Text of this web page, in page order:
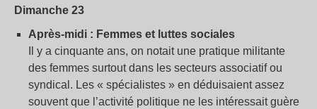
Dimanche 23
Après-midi : Femmes et luttes sociales
Il y a cinquante ans, on notait une pratique militante
des femmes surtout dans les secteurs associatif ou
syndical. Les « spécialistes » en déduisaient assez
souvent que l’activité politique ne les intéressait guère